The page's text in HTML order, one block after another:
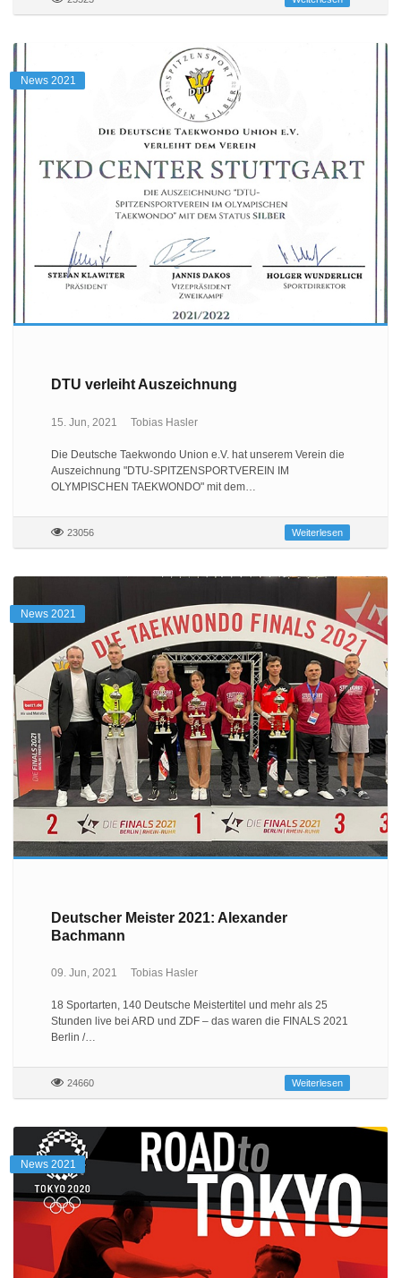
News 2021
DTU verleiht Auszeichnung
15. Jun, 2021 Tobias Hasler
Die Deutsche Taekwondo Union e.V. hat unserem Verein die
Auszeichnung "DTU-SPITZENSPORTVEREIN IM
OLYMPISCHEN TAEKWONDO" mit dem…
23056 Weiterlesen
News 2021
Deutscher Meister 2021: Alexander
Bachmann
09. Jun, 2021 Tobias Hasler
18 Sportarten, 140 Deutsche Meistertitel und mehr als 25
Stunden live bei ARD und ZDF – das waren die FINALS 2021
Berlin /…
24660 Weiterlesen
News 2021